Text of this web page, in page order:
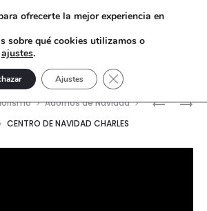
ADORNO
MANTEL
Adornos de Navidad
CENTRO DE NAVIDAD CHARLES
ofrecerte la mejor experiencia en
sobre qué cookies utilizamos o
ajustes.
Ajustes Cerrar el banner de